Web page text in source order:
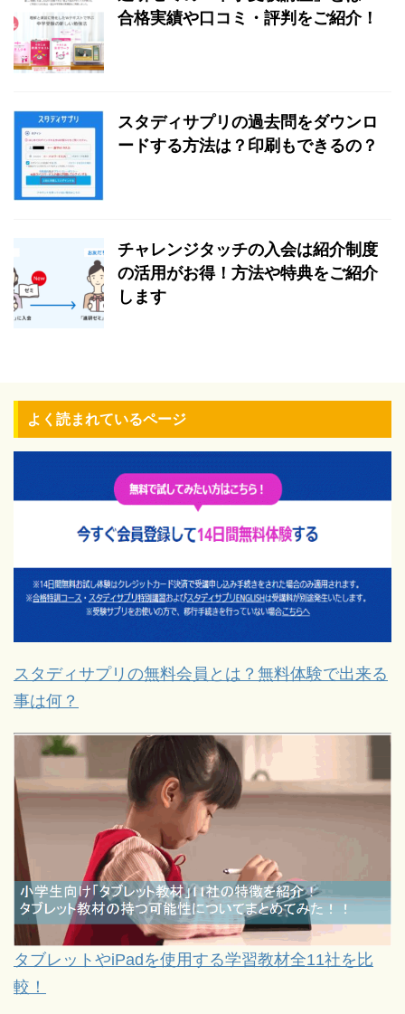
合格実績や口コミ・評判をご紹介！
スタディサプリの過去問をダウンロ
ードする方法は？印刷もできるの？
チャレンジタッチの入会は紹介制度
の活用がお得！方法や特典をご紹介
します
よく読まれているページ
スタディサプリの無料会員とは？無料体験で出来る
事は何？
タブレットやiPadを使用する学習教材全11社を比
較！